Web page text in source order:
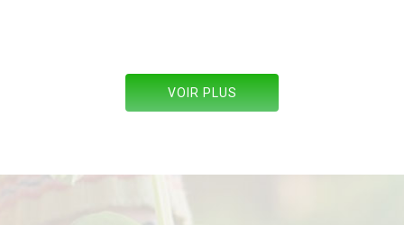
VOIR PLUS